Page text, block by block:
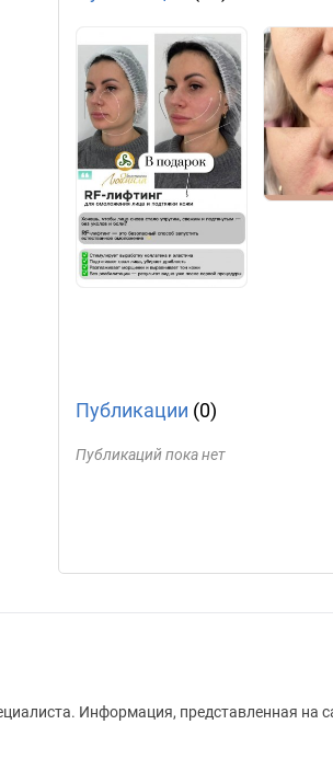
Публикации (0)
Публикаций пока нет
Информация, представленная на